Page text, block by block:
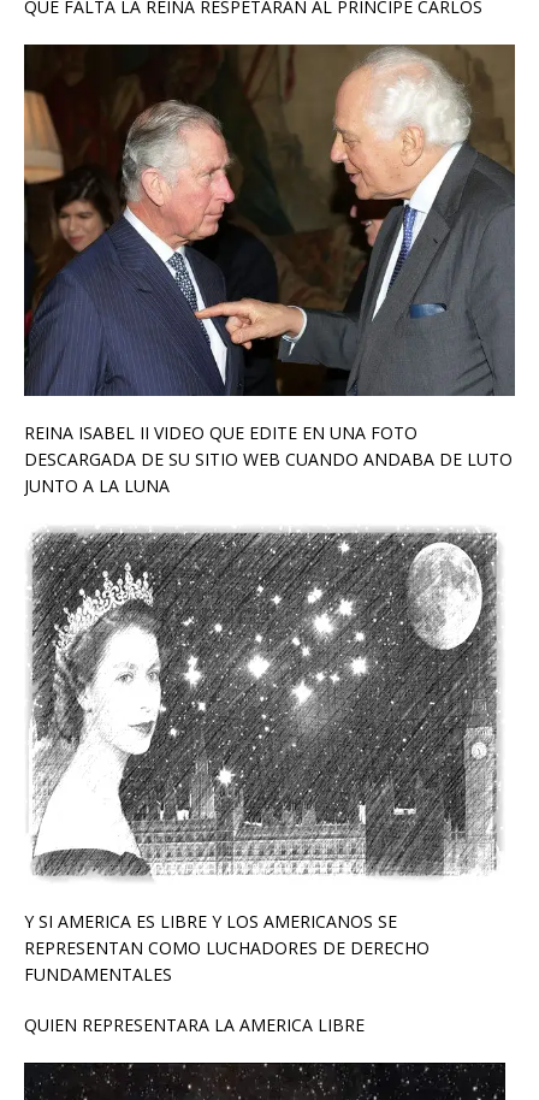
QUE FALTA LA REINA RESPETARAN AL PRINCIPE CARLOS
REINA ISABEL II VIDEO QUE EDITE EN UNA FOTO
DESCARGADA DE SU SITIO WEB CUANDO ANDABA DE LUTO
JUNTO A LA LUNA
Y SI AMERICA ES LIBRE Y LOS AMERICANOS SE
REPRESENTAN COMO LUCHADORES DE DERECHO
FUNDAMENTALES
QUIEN REPRESENTARA LA AMERICA LIBRE